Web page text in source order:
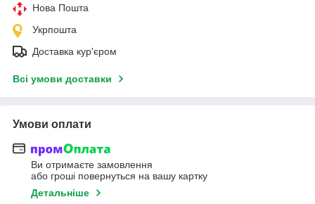
Нова Пошта
Укрпошта
Доставка кур'єром
Всі умови доставки
Умови оплати
Ви отримаєте замовлення
або гроші повернуться на вашу картку
Детальніше